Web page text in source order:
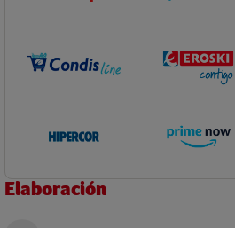
Elaboración